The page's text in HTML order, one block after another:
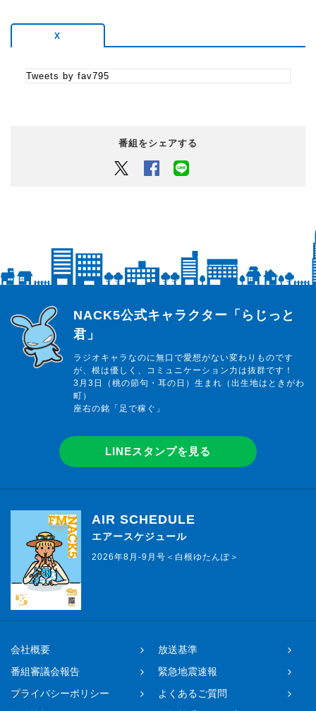
オトナが元気になると日本が元気になるプログラム！
X
Tweets by fav795
番組をシェアする
Twitter Facebook
らじっと君
NACK5公式キャラクター「らじっと
君」
ラジオキャラなのに無口で愛想がない変わりものです
が、根は優しく、コミュニケーション力は抜群です！
3月3日（桃の節句・耳の日）生まれ（出生地はときがわ
町）
座右の銘「足で稼ぐ」
LINEスタンプを見る
AIR SCHEDULE
エアースケジュール
2026年8月-9月号＜白根ゆたんぽ＞
会社概要
放送基準
番組審議会報告
緊急地震速報
プライバシーポリシー
よくあるご質問